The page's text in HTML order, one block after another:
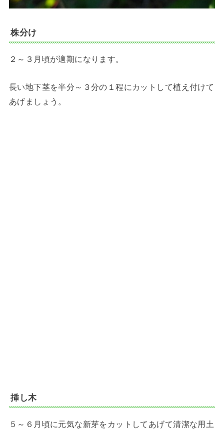
株分け
２～３月頃が適期になります。
長い地下茎を半分～３分の１程にカットして植え付けて
あげましょう。
挿し木
５～６月頃に元気な新芽をカットしてあげて清潔な用土